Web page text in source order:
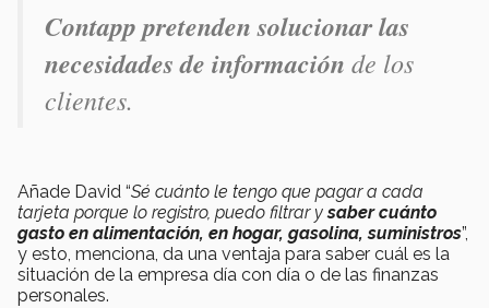
Contapp pretenden solucionar las
necesidades de información de los
clientes.
Añade David “Sé cuánto le tengo que pagar a cada
tarjeta porque lo registro, puedo filtrar ysaber cuánto
gasto en alimentación, en hogar, gasolina, suministros”,
y esto, menciona, da una ventaja para saber cuál es la
situación de la empresa día con día o de las finanzas
personales.